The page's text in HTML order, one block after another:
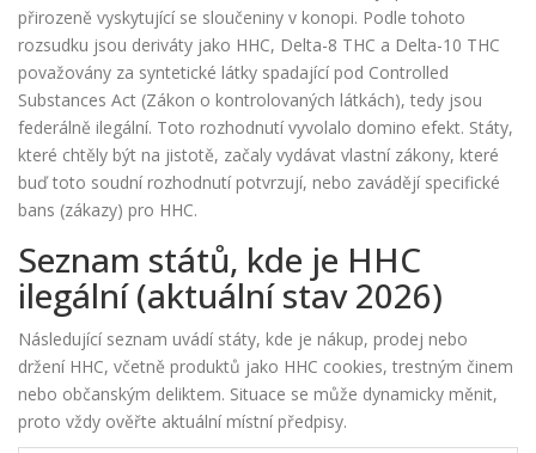
přirozeně vyskytující se sloučeniny v konopi. Podle tohoto
rozsudku jsou deriváty jako HHC, Delta-8 THC a Delta-10 THC
považovány za syntetické látky spadající pod Controlled
Substances Act (Zákon o kontrolovaných látkách), tedy jsou
federálně ilegální. Toto rozhodnutí vyvolalo domino efekt. Státy,
které chtěly být na jistotě, začaly vydávat vlastní zákony, které
buď toto soudní rozhodnutí potvrzují, nebo zavádějí specifické
bans (zákazy) pro HHC.
Seznam států, kde je HHC
ilegální (aktuální stav 2026)
Následující seznam uvádí státy, kde je nákup, prodej nebo
držení HHC, včetně produktů jako HHC cookies, trestným činem
nebo občanským deliktem. Situace se může dynamicky měnit,
proto vždy ověřte aktuální místní předpisy.